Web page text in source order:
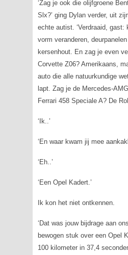
‘Zag je ook die olijfgroene
Slx?’ ging Dylan verder, uit
echte autist. ‘Verdraaid, gast:
vorm veranderen,
kersenhout. En zag je even
Corvette Z06? Amerikaans,
auto die alle natuurkundige
lapt. Zag je de Mercedes-
Ferrari 458 Speciale A? De
‘Ik..’
‘En waar kwam jij mee
‘Eh..’
‘Een Opel Kadert.’
Ik kon het niet ontkennen.
‘Dat was jouw bijdrage aan
bewogen stuk over een Opel
100 kilometer in 37,4